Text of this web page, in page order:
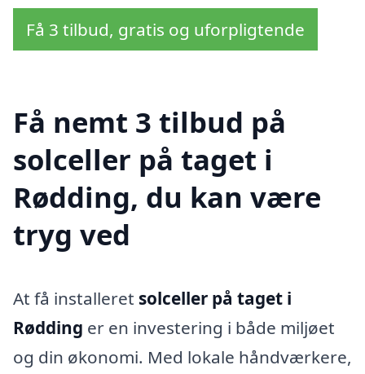
Få 3 tilbud, gratis og uforpligtende
Få nemt 3 tilbud på
solceller på taget i
Rødding, du kan være
tryg ved
At få installeret solceller på taget i
Rødding er en investering i både miljøet
og din økonomi. Med lokale håndværkere,